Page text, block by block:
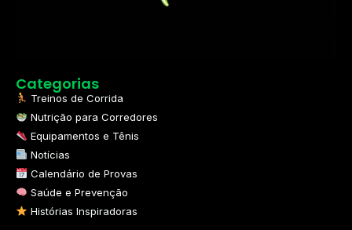
Categorias
Treinos de Corrida
Nutrição para Corredores
Equipamentos e Tênis
Notícias
Calendário de Provas
Saúde e Prevenção
Histórias Inspiradoras